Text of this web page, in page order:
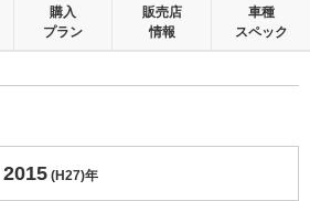
購入
プラン
販売店
情報
車種
スペック
2015 (H27)年